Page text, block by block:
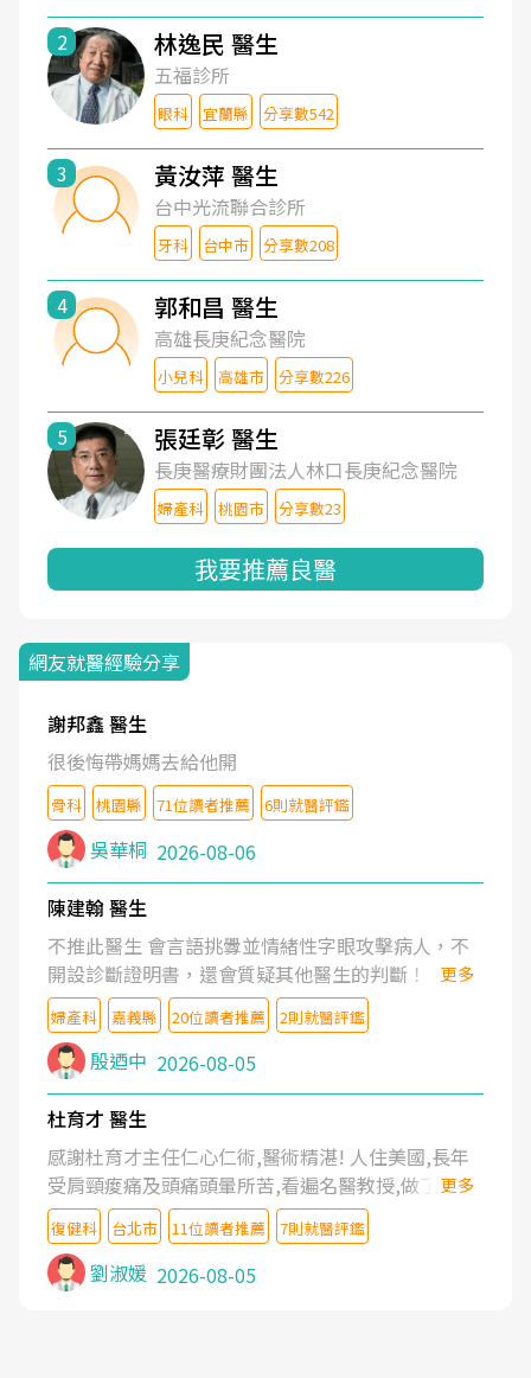
2 林逸民 醫生
五福診所
眼科 宜蘭縣 分享數542
3 黃汝萍 醫生
台中光流聯合診所
牙科 台中市 分享數208
4 郭和昌 醫生
高雄長庚紀念醫院
小兒科 高雄市 分享數226
5 張廷彰 醫生
長庚醫療財團法人林口長庚紀念醫院
婦產科 桃園市 分享數23
我要推薦良醫
網友就醫經驗分享
謝邦鑫 醫生
很後悔帶媽媽去給他開
骨科 桃園縣 71位讀者推薦 6則就醫評鑑
吳華桐 2026-08-06
陳建翰 醫生
不推此醫生 會言語挑釁並情緒性字眼攻擊病人，不
開設診斷證明書，還會質疑其他醫生的判斷！
更多
婦產科 嘉義縣 20位讀者推薦 2則就醫評鑑
殷迺中 2026-08-05
杜育才 醫生
感謝杜育才主任仁心仁術,醫術精湛! 人住美國,長年
受肩頸痠痛及頭痛頭暈所苦,看遍名醫教授,做了各種
檢查,也嘗試過西醫打針,中醫針灸及物理徒手治療都
沒有用,後來連吃到嗎啡類止痛藥都效果有限,只是壓
症狀,沒多久就痛起來,多年失眠嚴重影響生活品質.
台灣親友介紹忠孝醫院杜育才主任是頸頭症候群專
更多
復健科 台北市 11位讀者推薦 7則就醫評鑑
劉淑媛 2026-08-05